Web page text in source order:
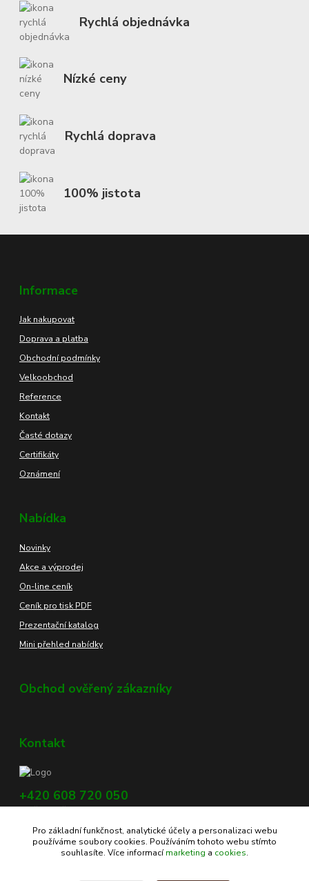
Rychlá objednávka
Nízké ceny
Rychlá doprava
100% jistota
Informace
Jak nakupovat
Doprava a platba
Obchodní podmínky
Velkoobchod
Reference
Kontakt
Časté dotazy
Certifikáty
Oznámení
Nabídka
Novinky
Akce a výprodej
On-line ceník
Ceník pro tisk PDF
Prezentační katalog
Mini přehled nabídky
Obchod ověřený zákazníky
Kontakt
+420 608 720 050
Využijte náš chat, vpravo dole na obrazovce.
info@profikoreni.cz
Pro základní funkčnost, analytické účely a personalizaci webu
používáme soubory cookies. Používáním tohoto webu stímto
souhlasíte. Více informacímarketing a cookies.